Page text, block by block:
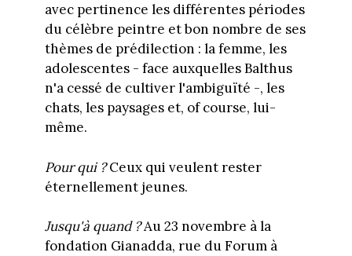
avec pertinence les différentes périodes
du célèbre peintre et bon nombre de ses
thèmes de prédilection : la femme, les
adolescentes - face auxquelles Balthus
n'a cessé de cultiver l'ambiguïté -, les
chats, les paysages et, of course, lui-
même.
Pour qui ?Ceux qui veulent rester
éternellement jeunes.
Jusqu'à quand ?Au 23 novembre à la
fondation Gianadda, rue du Forum à